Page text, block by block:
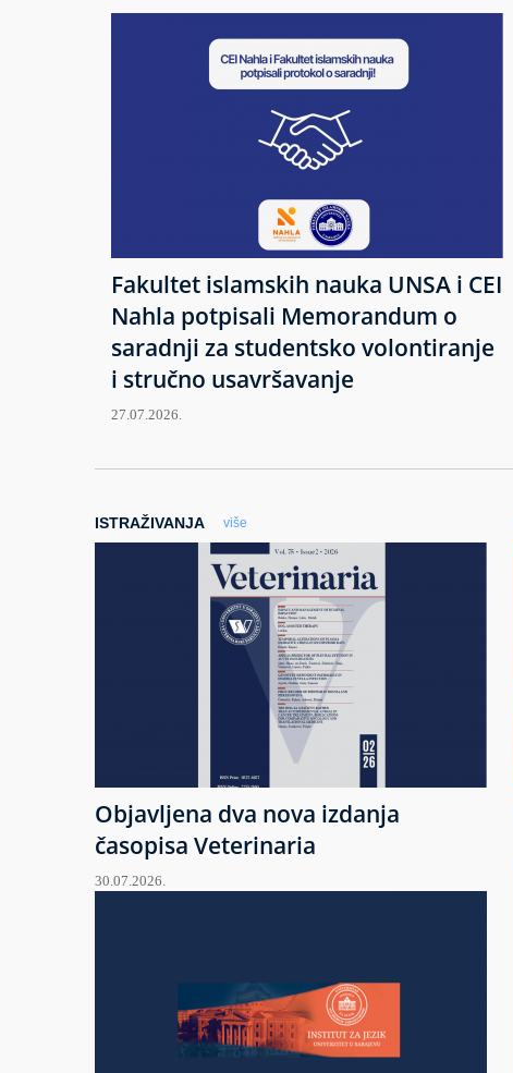
Fakultet islamskih nauka UNSA i CEI
Nahla potpisali Memorandum o
saradnji za studentsko volontiranje
i stručno usavršavanje
27.07.2026.
ISTRAŽIVANJA više
Objavljena dva nova izdanja
časopisa Veterinaria
30.07.2026.